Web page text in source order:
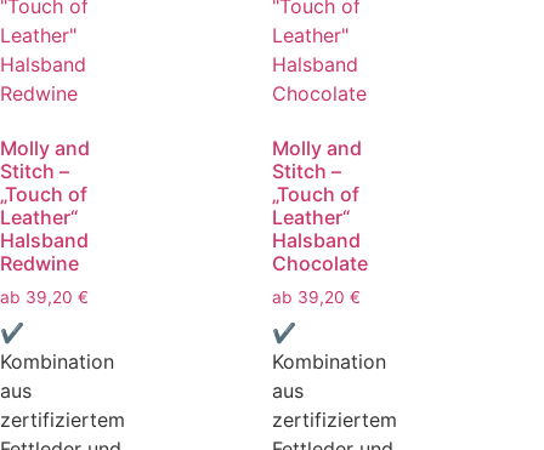
Molly and
Stitch –
„Touch of
Leather“
Halsband
Redwine
ab 39,20 €
✔
Kombination
aus
zertifiziertem
Molly and
Stitch –
„Touch of
Leather“
Halsband
Chocolate
ab 39,20 €
✔
Kombination
aus
zertifiziertem